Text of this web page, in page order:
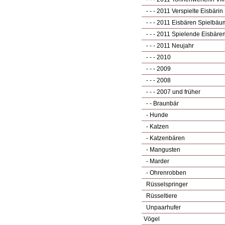
- - - 2011 Verspielte Eisbärin
- - - 2011 Eisbären
- - - 2011 Spielende Eisbären
- - - 2011 Neujahr
- - - 2010
- - - 2009
- - - 2008
- - - 2007 und früher
- - Braunbär
- Hunde
- Katzen
- Katzenbären
- Mangusten
- Marder
- Ohrenrobben
Rüsselspringer
Rüsseltiere
Unpaarhufer
Vögel